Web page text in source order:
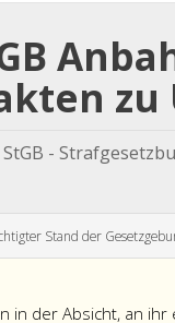
zu
StGB -
Stand der
in der Absicht, an